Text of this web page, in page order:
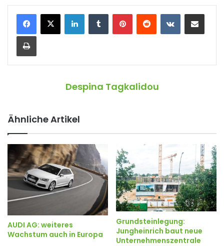
Despina Tagkalidou
Ähnliche Artikel
AUDI AG: weiteres
Wachstum auch in Europa
Grundsteinlegung:
Jungheinrich baut neue
Unternehmenszentrale